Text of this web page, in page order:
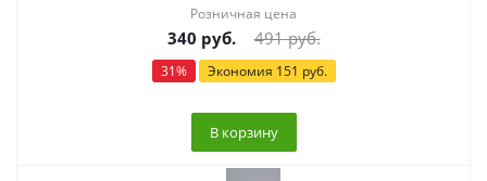
Розничная цена
340 руб. 491руб.
31% Экономия 151 руб.
В корзину